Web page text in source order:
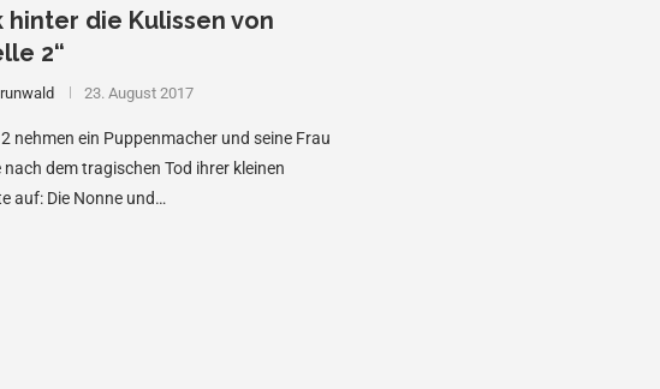
hinter die Kulissen von
2“
23. August 2017
nehmen ein Puppenmacher und seine Frau
dem tragischen Tod ihrer kleinen
auf: Die Nonne und…